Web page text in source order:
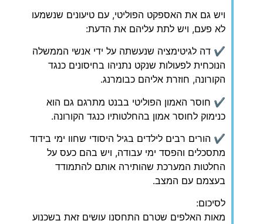
ויש גם את האספקט הפוליטי, עם טיעונים שנשמעו
לא פעם, ויש לתת עליהם את הדעת:
✔ דה לגיטימציה שנעשתה על ידי אנשי הממשלה
הנוכחית לפעולות שנקט נתניהו בחיסונים כנגד
הקורונה, חוזרת אליהם כבומרנג.
✔ חוסר האמון הפוליטי בבנט מתרגם גם הוא
כנימוק לחוסר אמון בהחלטותיו כנגד הקורונה.
✔ הורים רבים לילדים בגיל היסודי שחוו ימי בידוד
מתסכלים והפסד ימי עבודה, ויש בהם כעס על
החלטות המערכת שהותירה אותם להתמודד
בעצמם עם המצב.
לסיכום:
מאות האלפים שטרם התחסנו עושים זאת בשכנוע